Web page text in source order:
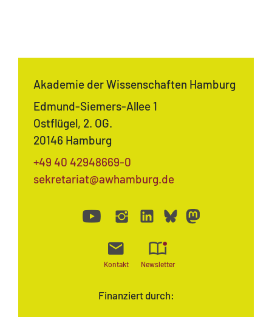
Finanziert durch:
Akademie der Wissenschaften Hamburg
Edmund-Siemers-Allee 1
Ostflügel, 2. OG.
20146 Hamburg
+49 40 42948669-0
sekretariat@awhamburg.de
Kontakt Newsletter